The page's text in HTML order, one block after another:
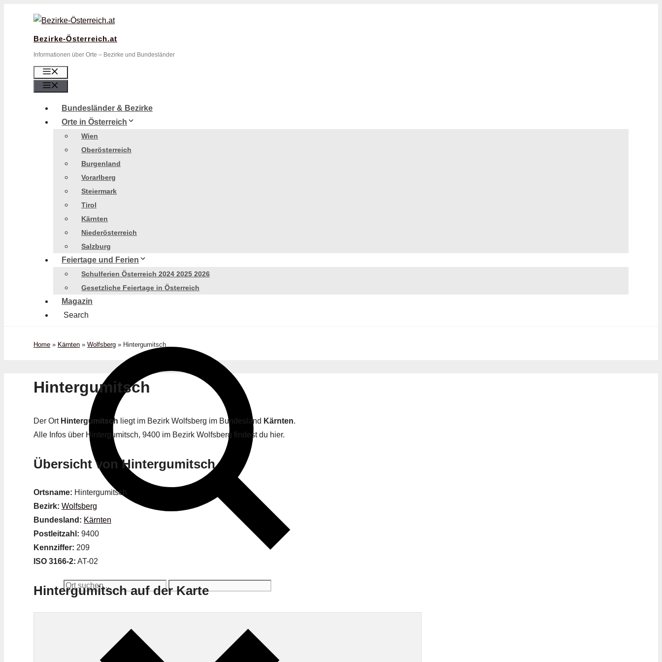
Bezirke-Österreich.at
Informationen über Orte – Bezirke und Bundesländer
Bundesländer & Bezirke
Orte in Österreich
Wien
Oberösterreich
Burgenland
Vorarlberg
Steiermark
Tirol
Kärnten
Niederösterreich
Salzburg
Feiertage und Ferien
Schulferien Österreich 2024 2025 2026
Gesetzliche Feiertage in Österreich
Magazin
Search
Home » Kärnten » Wolfsberg » Hintergumitsch
Hintergumitsch
Der Ort Hintergumitsch liegt im Bezirk Wolfsberg im Bundesland Kärnten.
Alle Infos über Hintergumitsch, 9400 im Bezirk Wolfsberg findest du hier.
Übersicht von Hintergumitsch
Ortsname: Hintergumitsch
Bezirk: Wolfsberg
Bundesland: Kärnten
Postleitzahl: 9400
Kennziffer: 209
ISO 3166-2: AT-02
Hintergumitsch auf der Karte